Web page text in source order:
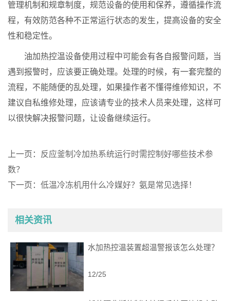
管理机制和规章制度，规范设备的使用和保养，遵循操作流
程，有效防范各种不正常运行状态的发生，提高设备的安全
性和稳定性。
油加热控温设备使用过程中可能会有各自报警问题，当
遇到报警时，应该要正确处理。处理的时候，有一套完整的
流程，不能随便的乱处理，如果操作者不懂得维修知识，不
建议自私维修处理，应该请专业的技术人员来处理，这样可
以很快解决报警问题，让设备继续运行。
上一页：
反应釜制冷加热系统运行时需控制好哪些技术参
数？
下一页： 低温冷冻机用什么冷媒好？氨是常见选择！
相关资讯
水加热控温装置超温警报该怎么处理？
12/25